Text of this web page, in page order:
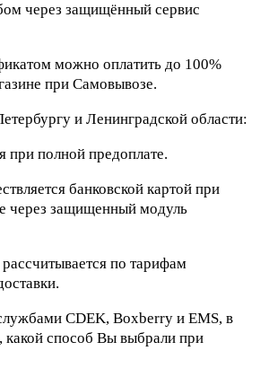
через защищённый сервис
можно оплатить до 100%
при Самовывозе.
и Ленинградской области:
при полной предоплате.
банковской картой при
через защищенный модуль
по тарифам
CDEK, Boxberry и EMS, в
какой способ Вы выбрали при